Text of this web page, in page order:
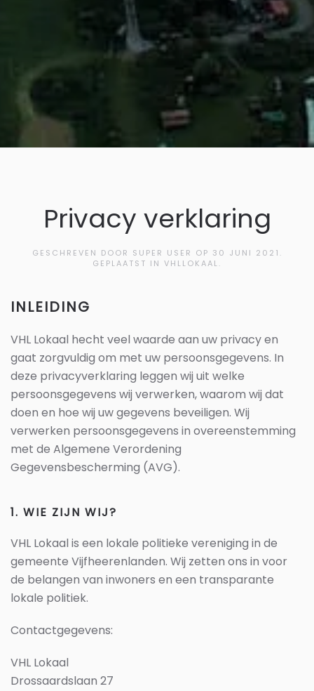
Privacy verklaring
GESCHREVEN DOOR SUPER USER OP 30 JUNI 2021 .
GEPLAATST IN VHLLOKAAL.
INLEIDING
VHL Lokaal hecht veel waarde aan uw privacy en
gaat zorgvuldig om met uw persoonsgegevens. In
deze privacyverklaring leggen wij uit welke
persoonsgegevens wij verwerken, waarom wij dat
doen en hoe wij uw gegevens beveiligen. Wij
verwerken persoonsgegevens in overeenstemming
met de Algemene Verordening
Gegevensbescherming (AVG).
1. WIE ZIJN WIJ?
VHL Lokaal is een lokale politieke vereniging in de
gemeente Vijfheerenlanden. Wij zetten ons in voor
de belangen van inwoners en een transparante
lokale politiek.
Contactgegevens:
VHL Lokaal
Drossaardslaan 27